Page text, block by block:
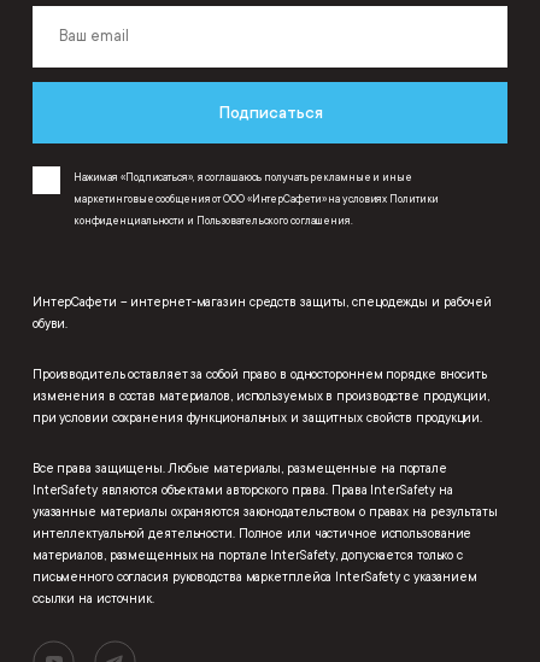
Подписаться
Нажимая «Подписаться», я соглашаюсь получать рекламные и иные
маркетинговые сообщения от ООО «ИнтерСафети» на условиях Политики
конфиденциальности и Пользовательского соглашения.
ИнтерСафети – интернет-магазин средств защиты, спецодежды и рабочей
обуви.
Производитель оставляет за собой право в одностороннем порядке вносить
изменения в состав материалов, используемых в производстве продукции,
при условии сохранения функциональных и защитных свойств продукции.
Все права защищены. Любые материалы, размещенные на портале
InterSafety являются объектами авторского права. Права InterSafety на
указанные материалы охраняются законодательством о правах на результаты
интеллектуальной деятельности. Полное или частичное использование
материалов, размещенных на портале InterSafety, допускается только с
письменного согласия руководства маркетплейса InterSafety с указанием
ссылки на источник.